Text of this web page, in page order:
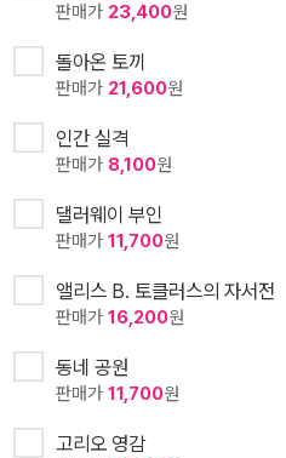
판매가 23,400원
돌아온 토끼
판매가 21,600원
인간 실격
판매가 8,100원
댈러웨이 부인
판매가 11,700원
앨리스 B. 토클러스의 자서전
판매가 16,200원
동네 공원
판매가 11,700원
고리오 영감